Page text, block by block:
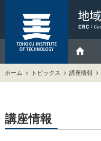
ホーム トピックス 講座情報
講座情報